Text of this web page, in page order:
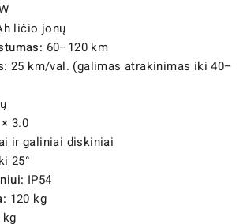
ličio jonų
60–120 km
25 km/val. (galimas atrakinimas iki 40–
3.0
ir galiniai diskiniai
25°
IP54
120 kg
kg